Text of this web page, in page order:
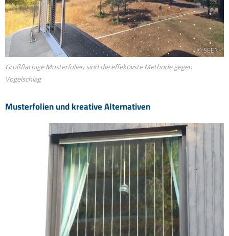
© SEEN
Großflächige Musterfolien sind die effektivste Methode gegen
Vogelschlag
Musterfolien und kreative Alternativen